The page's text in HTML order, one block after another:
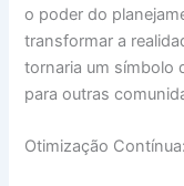
o poder do
transformar a
tornaria um símbolo
para outras
Otimização